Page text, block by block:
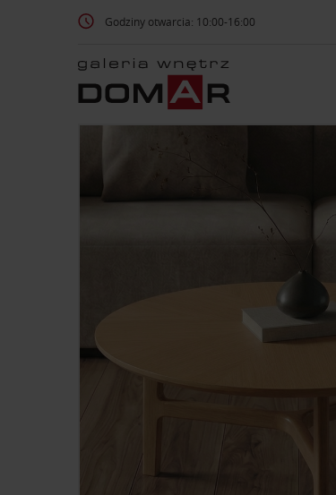
Godziny otwarcia: 10:00-16:00